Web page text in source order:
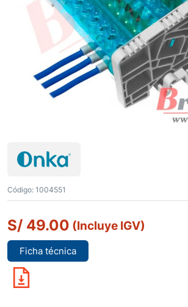
Código: 1004551
S/ 49.00 (Incluye IGV)
Ficha técnica